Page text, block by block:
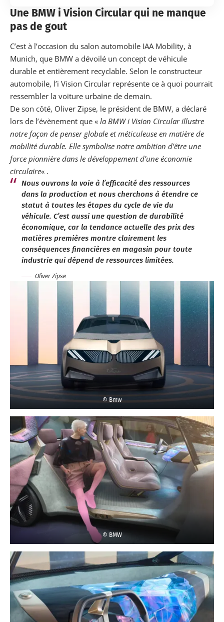
Une BMW i Vision Circular qui ne manque
pas de gout
C’est à l’occasion du salon automobile IAA Mobility, à
Munich, que BMW a dévoilé un concept de véhicule
durable et entièrement recyclable. Selon le constructeur
automobile, l’i Vision Circular représente ce à quoi pourrait
ressembler la voiture urbaine de demain.
De son côté, Oliver Zipse, le président de BMW, a déclaré
lors de l’évènement que « la BMW i Vision Circular illustre
notre façon de penser globale et méticuleuse en matière de
mobilité durable. Elle symbolise notre ambition d’être une
force pionnière dans le développement d’une économie
circulaire« .
Nous ouvrons la voie à l’efficacité des ressources
dans la production et nous cherchons à étendre ce
statut à toutes les étapes du cycle de vie du
véhicule. C’est aussi une question de durabilité
économique, car la tendance actuelle des prix des
matières premières montre clairement les
conséquences financières en magasin pour toute
industrie qui dépend de ressources limitées.
Oliver Zipse
© Bmw
© BMW